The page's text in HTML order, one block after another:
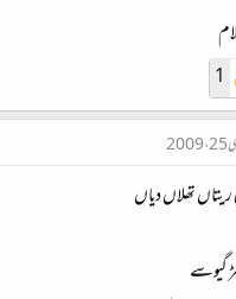
1
ریتاں تھلاں دیاں
گیوسے